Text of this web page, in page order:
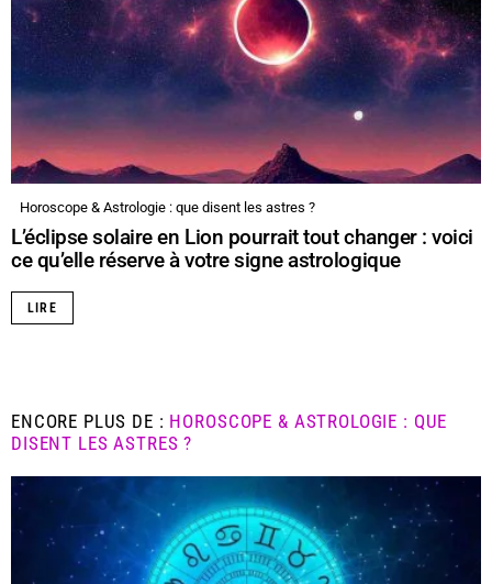
Horoscope & Astrologie : que disent les astres ?
L’éclipse solaire en Lion pourrait tout changer : voici
ce qu’elle réserve à votre signe astrologique
LIRE
ENCORE PLUS DE : HOROSCOPE & ASTROLOGIE : QUE
DISENT LES ASTRES ?